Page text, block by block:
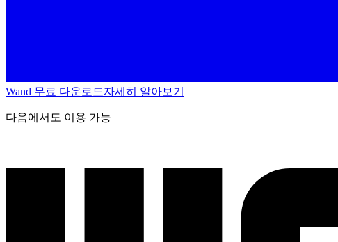
Wand 무료 다운로드자세히 알아보기
다음에서도 이용 가능